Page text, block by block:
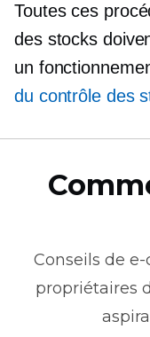
Toutes ces
des stocks
un
du contrôle des
Conseils de e-
propriétaires